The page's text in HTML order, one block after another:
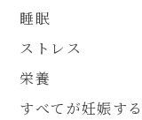
睡眠
ストレス
栄養
すべてが妊娠す